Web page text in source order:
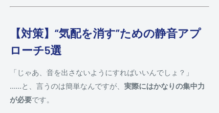
【対策】“気配を消す”ための静音アプ
ローチ5選
「じゃあ、音を出さないようにすればいいんでしょ？」
……と、言うのは簡単なんですが、 実際にはかなりの集中力
が必要です。